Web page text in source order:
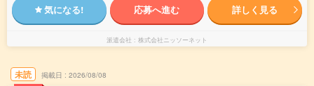
気になる! 応募へ進む 詳しく見る
派遣会社 株式会社ニッソーネット
未読 掲載日 2026/08/08